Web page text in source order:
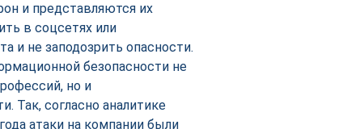
и представляются их
в соцсетях или
и не заподозрить опасности.
безопасности не
но и
Так, согласно аналитике
атаки на компании были